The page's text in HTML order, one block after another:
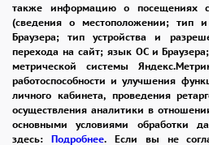
также информацию о посещениях
(сведения о местоположении; тип
Браузера; тип устройства и
перехода на сайт; язык ОС и
метрической системы
работоспособности и улучшения
личного кабинета, проведения
осуществления аналитики в
основными условиями обработки
здесь: Подробнее. Если вы не
ПОЛИТИКА
2026 © "Доставка
Публичная
Открыть ИП поможет